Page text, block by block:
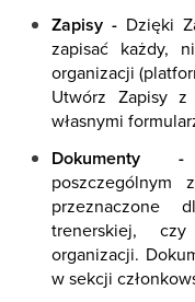
Zapisy - Dzięki
zapisać każdy,
organizacji
Utwórz Zapisy
własnymi
poszczególnym
przeznaczone
trenerskiej,
organizacji.
w sekcji